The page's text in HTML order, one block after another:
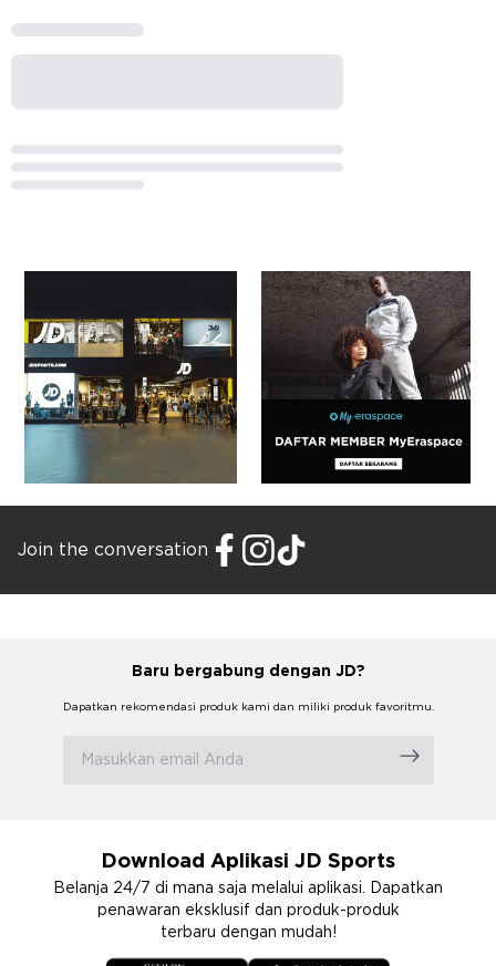
Join the conversation
Baru bergabung dengan JD?
Dapatkan rekomendasi produk kami dan miliki produk favoritmu.
Download Aplikasi JD Sports
Belanja 24/7 di mana saja melalui aplikasi. Dapatkan
penawaran eksklusif dan produk-produk
terbaru dengan mudah!